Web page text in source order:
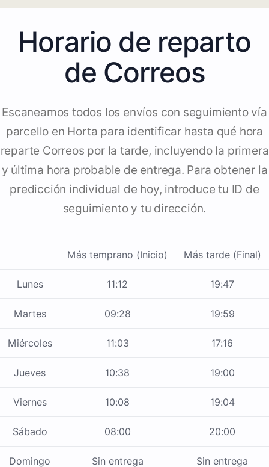
Horario de reparto
de Correos
Escaneamos todos los envíos con seguimiento vía
parcello en Horta para identificar hasta qué hora
reparte Correos por la tarde, incluyendo la primera
y última hora probable de entrega. Para obtener la
predicción individual de hoy, introduce tu ID de
seguimiento y tu dirección.
Más temprano (Inicio) Más tarde (Final)
Lunes 11:12 19:47
Martes 09:28 19:59
Miércoles 11:03 17:16
Jueves 10:38 19:00
Viernes 10:08 19:04
Sábado 08:00 20:00
Domingo Sin entrega Sin entrega